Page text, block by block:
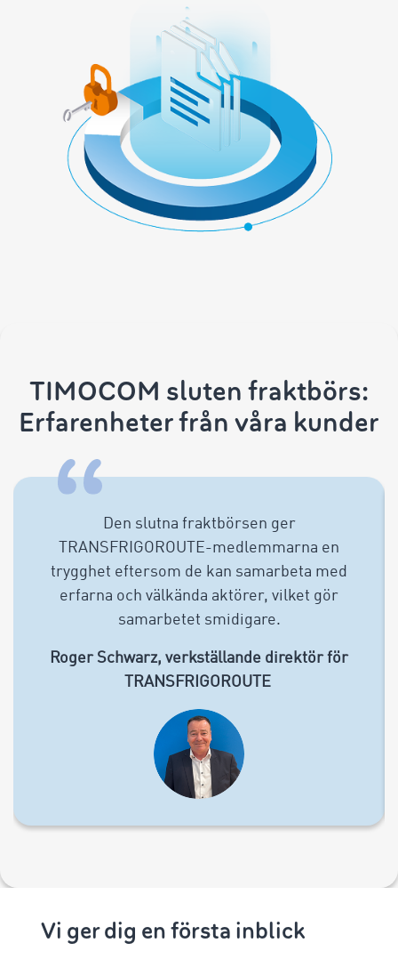
TIMOCOM sluten fraktbörs:
Erfarenheter från våra kunder
Den slutna fraktbörsen ger
TRANSFRIGOROUTE-medlemmarna en
trygghet eftersom de kan samarbeta med
erfarna och välkända aktörer, vilket gör
samarbetet smidigare.
Roger Schwarz, verkställande direktör för
TRANSFRIGOROUTE
Vi ger dig en första inblick